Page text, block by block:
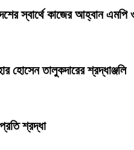
স্বার্থে কাজের আহ্বান এমপি
হোসেন তালুকদারের শ্রদ্ধাঞ্জলি
শ্রদ্ধা